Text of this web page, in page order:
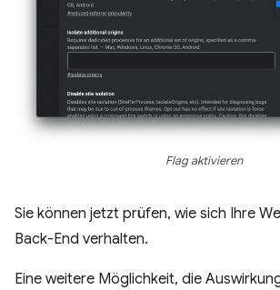
Flag aktivieren
Sie können jetzt prüfen, wie sich Ihre
Back-End verhalten.
Eine weitere Möglichkeit, die